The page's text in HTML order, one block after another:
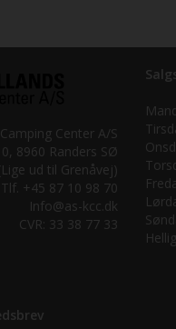
Center A/S
8960 Randers SØ
ud til Grenåvej)
Tlf. +45 87 10 98 70
Info@as-kcc.dk
CVR: 33 38 77 33